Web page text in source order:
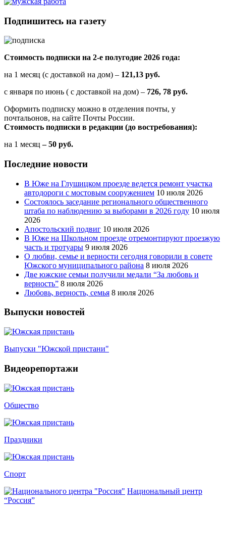
Подпишитесь на газету
Стоимость подписки на 2-е полугодие 2026 года:
на 1 месяц (с доставкой на дом) – 121,13 руб.
с января по июнь ( с доставкой на дом) – 726, 78 руб.
Оформить подписку можно в отделения почты, у
почтальонов, на сайте Почты России.
Стоимость подписки в редакции (до востребования):
на 1 месяц – 50 руб.
Последние новости
В Юже на Глушицком проезде ведется ремонт участка
автодороги с мостовым сооружением 10 июля 2026
Состоялось заседание регионального общественного
штаба по наблюдению за выборами в 2026 году 10 июля
2026
Апостольский подвиг 10 июля 2026
В Юже на Школьном проезде отремонтируют проезжую
часть и тротуары 9 июля 2026
О любви, семье и верности сегодня говорили в совете
Южского муниципального района 8 июля 2026
Две южские семьи получили медали “За любовь и
верность” 8 июля 2026
Любовь, верность, семья 8 июля 2026
Выпуски новостей
Выпуски "Южской пристани"
Видеорепортажи
Общество
Праздники
Спорт
Национальный центр
“Россия”